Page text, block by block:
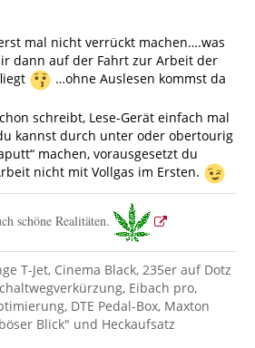
mal nicht verrückt machen….was
dann auf der Fahrt zur Arbeit der
…ohne Auslesen kommst da
schreibt, Lese-Gerät einfach mal
kannst durch unter oder obertourig
machen, vorausgesetzt du
nicht mit Vollgas im Ersten.
schöne Realitäten.
T-Jet, Cinema Black, 235er auf Dotz
Eibach pro,
DTE Pedal-Box, Maxton
Blick" und Heckaufsatz